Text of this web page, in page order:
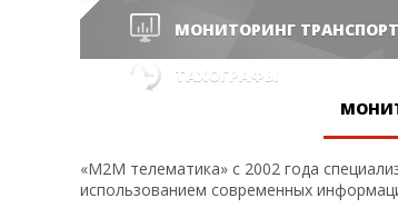
МОНИТОРИНГ
ТАХОГРАФЫ
«М2М телематика» с 2002 года
использованием современных